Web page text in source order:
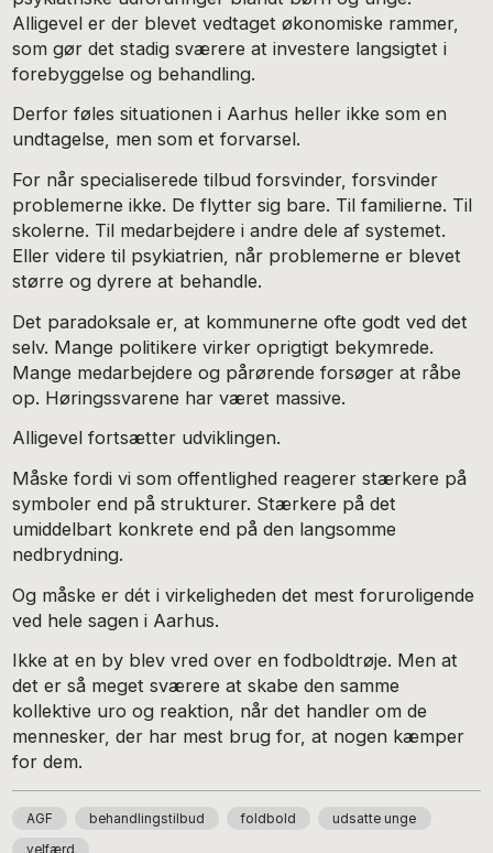
Alligevel er der blevet vedtaget økonomiske rammer,
som gør det stadig sværere at investere langsigtet i
forebyggelse og behandling.
Derfor føles situationen i Aarhus heller ikke som en
undtagelse, men som et forvarsel.
For når specialiserede tilbud forsvinder, forsvinder
problemerne ikke. De flytter sig bare. Til familierne. Til
skolerne. Til medarbejdere i andre dele af systemet.
Eller videre til psykiatrien, når problemerne er blevet
større og dyrere at behandle.
Det paradoksale er, at kommunerne ofte godt ved det
selv. Mange politikere virker oprigtigt bekymrede.
Mange medarbejdere og pårørende forsøger at råbe
op. Høringssvarene har været massive.
Alligevel fortsætter udviklingen.
Måske fordi vi som offentlighed reagerer stærkere på
symboler end på strukturer. Stærkere på det
umiddelbart konkrete end på den langsomme
nedbrydning.
Og måske er dét i virkeligheden det mest foruroligende
ved hele sagen i Aarhus.
Ikke at en by blev vred over en fodboldtrøje. Men at
det er så meget sværere at skabe den samme
kollektive uro og reaktion, når det handler om de
mennesker, der har mest brug for, at nogen kæmper
for dem.
AGF behandlingstilbud foldbold udsatte unge
velfærd